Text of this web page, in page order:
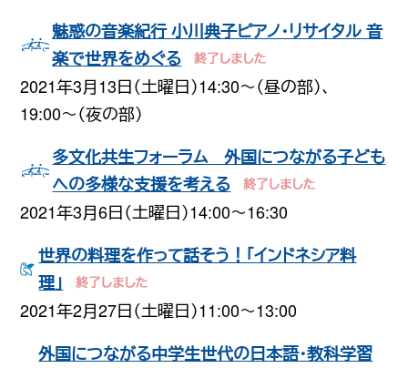
魅惑の音楽紀行 小川典子ピアノ・リサイタル 音
楽で世界をめぐる
2021年3月13日（土曜日）14:30〜（昼の部）、
19:00〜（夜の部）
多文化共生フォーラム 外国につながる子ども
への多様な支援を考える
2021年3月6日（土曜日）14:00〜16:30
世界の料理を作って話そう！「インドネシア料
理」
2021年2月27日（土曜日）11:00〜13:00
外国につながる中学生世代の日本語・教科学習